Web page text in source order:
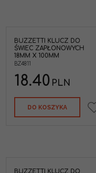
BUZZETTI KLUCZ DO
ŚWIEC ZAPŁONOWYCH
18MM X 100MM
BZ4811
18.40 PLN
DO KOSZYKA
BUZZETTI KLUCZ DO